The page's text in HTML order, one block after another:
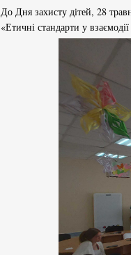
До Дня захисту дітей, 28
«Етичні стандарти у